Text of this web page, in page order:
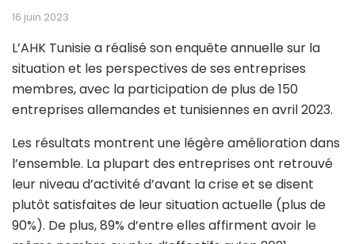
16 juin 2023
L’AHK Tunisie a réalisé son enquête annuelle sur la
situation et les perspectives de ses entreprises
membres, avec la participation de plus de 150
entreprises allemandes et tunisiennes en avril 2023.
Les résultats montrent une légère amélioration dans
l’ensemble. La plupart des entreprises ont retrouvé
leur niveau d’activité d’avant la crise et se disent
plutôt satisfaites de leur situation actuelle (plus de
90%). De plus, 89% d’entre elles affirment avoir le